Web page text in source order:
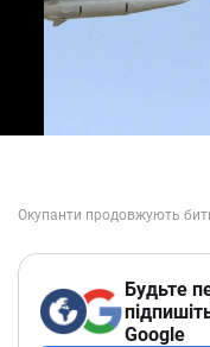
Будьте
Google